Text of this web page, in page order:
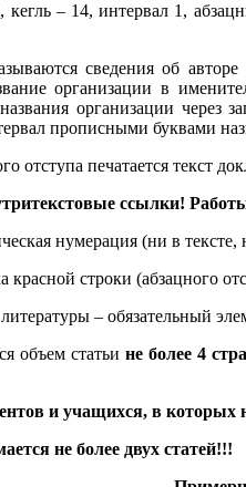
– 14, интервал 1,
сведения об
организации в
организации через
прописными буквами
отступа печатается текст
ссылки!
нумерация (ни в
красной строки (абзацного
– обязательный
объем статьи не более 4
и учащихся, в
не более двух статей!!!